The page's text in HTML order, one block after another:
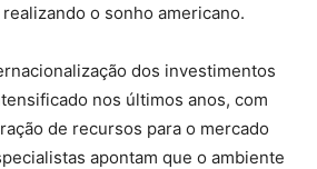
o sonho americano.
dos investimentos
nos últimos anos, com
de recursos para o mercado
apontam que o ambiente